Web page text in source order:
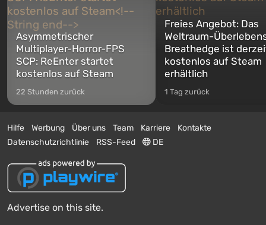
Asymmetrischer
Multiplayer-Horror-FPS
SCP: ReEnter startet
kostenlos auf Steam
22 Stunden zurück
Freies Angebot: Das
Weltraum-
Breathedge ist
kostenlos auf Steam
erhältlich
1 Tag zurück
Hilfe Werbung Über uns Team Karriere
Kontakte
Datenschutzrichtlinie
RSS-Feed DE
Advertise on this site.